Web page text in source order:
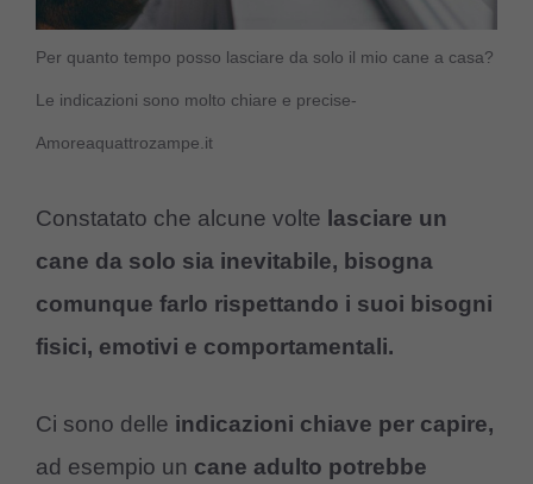
Per quanto tempo posso lasciare da solo il mio cane a casa?
Le indicazioni sono molto chiare e precise-
Amoreaquattrozampe.it
Constatato che alcune volte lasciare un
cane da solo sia inevitabile, bisogna
comunque farlo rispettando i suoi bisogni
fisici, emotivi e comportamentali.
Ci sono delle indicazioni chiave per capire,
ad esempio un cane adulto potrebbe